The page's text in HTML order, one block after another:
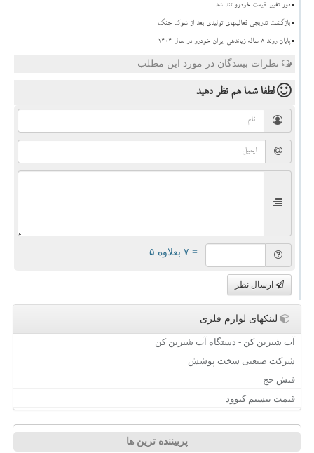
دور تغییر قیمت خودرو تند شد
بازگشت تدریجی فعالیتهای تولیدی بعد از شوک جنگ
پایان روند ۸ ساله زیاندهی ایران خودرو در سال ۱۴۰۴
نظرات بینندگان در مورد این مطلب
لطفا شما همنظر دهید
= ۷ بعلاوه ۵
ارسال نظر
لینکهای لوازم فلزی
آب شیرین کن - دستگاه آب شیرین کن
شرکت صنعتی سخت پوشش
فیش حج
قیمت بیسیم کنوود
پربیننده ترین ها